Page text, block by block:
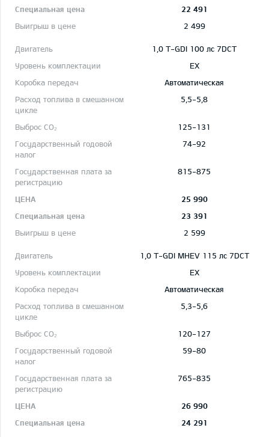
22 491
2 499
1,0 T-GDI 100 лс 7DCT
EX
Автоматическая
5,5-5,8
125-131
74-92
815-875
25 990
23 391
2 599
1,0 T-GDI MHEV 115 лс 7DCT
EX
Автоматическая
5,3-5,6
120-127
59-80
765-835
26 990
24 291